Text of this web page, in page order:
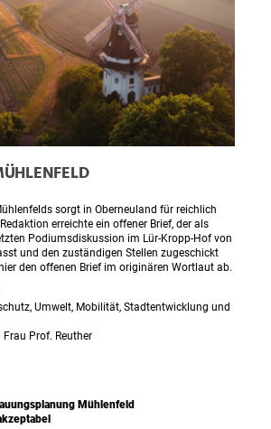
sorgt in Oberneuland für reichlich
erreichte ein offener Brief, der als
Podiumsdiskussion im Lür-Kropp-Hof von
und den zuständigen Stellen zugeschickt
den offenen Brief im originären Wortlaut ab.
Umwelt, Mobilität, Stadtentwicklung und
Prof. Reuther
Mühlenfeld